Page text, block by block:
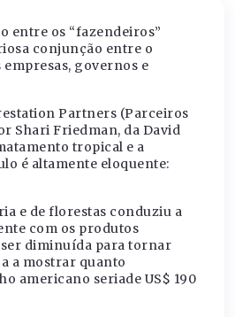
entre os “fazendeiros”
conjunção entre o
governos e
Partners (Parceiros
Shari Friedman, da David
tropical e a
é altamente eloquente:
e de florestas conduziu a
com os produtos
ser diminuída para tornar
a mostrar quanto
americano seriade US$ 190